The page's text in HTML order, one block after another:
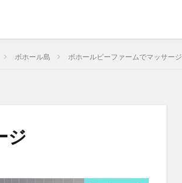
ボホール島 ボホールビーファームでマッサージ
ジ